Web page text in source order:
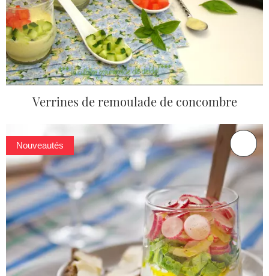
Verrines de remoulade de concombre
Nouveautés